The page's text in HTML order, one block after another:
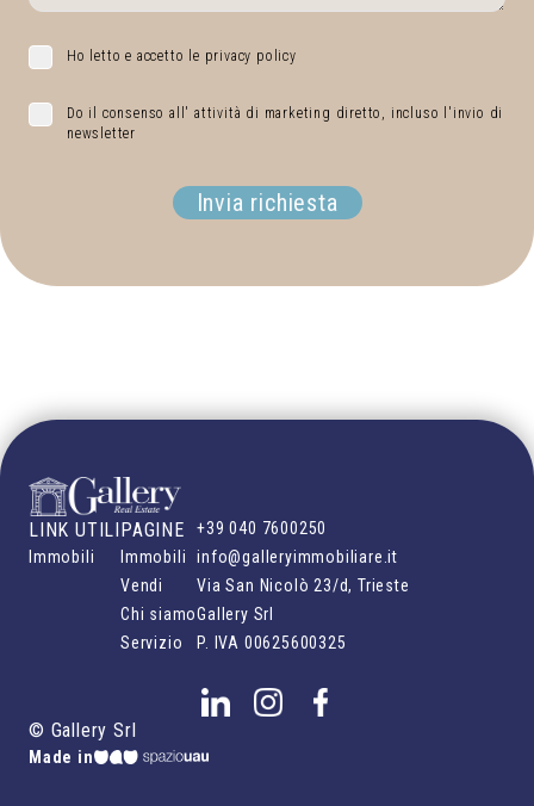
Ho letto e accetto le privacy policy
Do il consenso all' attività di marketing diretto, incluso l'invio di
newsletter
Invia richiesta
LINK UTILI
Immobili
PAGINE
Immobili
Vendi
Chi siamo
Servizio
+39 040 7600250
info@galleryimmobiliare.it
Via San Nicolò 23/d, Trieste
Gallery Srl
P. IVA 00625600325
© Gallery Srl
Made in